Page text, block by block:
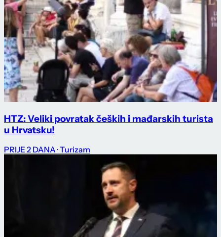
HTZ: Veliki povratak čeških i mađarskih turista
u Hrvatsku!
PRIJE 2 DANA · Turizam